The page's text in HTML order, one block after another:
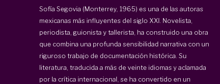
Sofía Segovia (Monterrey, 1965) es una de las autoras
mexicanas más influyentes del siglo XXI. Novelista,
periodista, guionista y tallerista, ha construido una obra
que combina una profunda sensibilidad narrativa con un
riguroso trabajo de documentación histórica. Su
literatura, traducida a más de veinte idiomas y aclamada
por la crítica internacional, se ha convertido en un